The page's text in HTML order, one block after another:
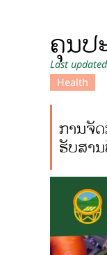
ຄຸນປ
Last
Health
ການຈັ
ຮັບສາ